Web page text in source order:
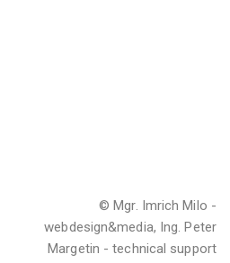
© Mgr. Imrich Milo -
webdesign&media, Ing. Peter
Margetin - technical support